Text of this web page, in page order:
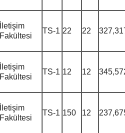
İletişim
Fakültesi
TS-1 22 22
İletişim
Fakültesi
TS-1 12 12
İletişim
Fakültesi
TS-1 150 12